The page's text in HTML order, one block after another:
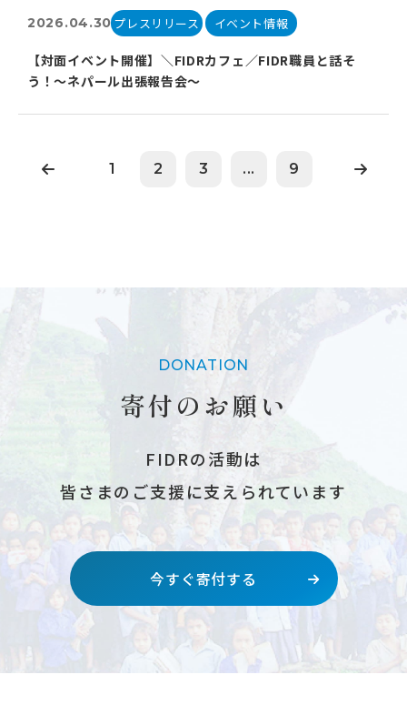
2026.04.30プレスリリース イベント情報
【対面イベント開催】＼FIDRカフェ／FIDR職員と話そ
う！～ネパール出張報告会〜
1 2 3 ... 9
DONATION
寄付のお願い
FIDRの活動は
皆さまのご支援に支えられています
今すぐ寄付する